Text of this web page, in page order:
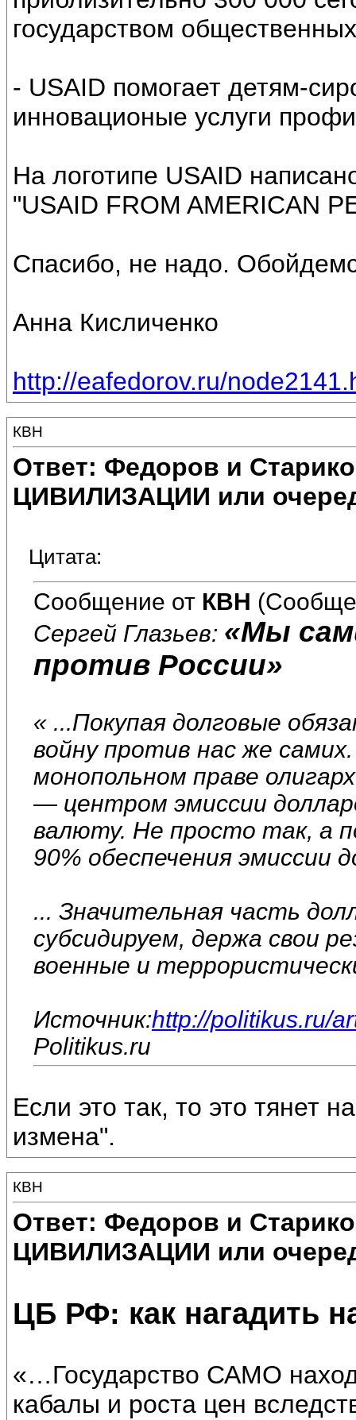
государством
- USAID помогает детям-
инновационые услуги
На логотипе USAID
"USAID FROM AMERICAN
Спасибо, не надо.
Анна Кисличенко
http://eafedorov.ru/
КВН
Ответ: Федоров и
ЦИВИЛИЗАЦИИ или
Цитата:
Сообщение от КВН
Сергей Глазьев: «Мы
против России»
« ...Покупая долговые
войну против нас же
монопольном праве
— центром эмиссии
валюту. Не просто так, а
90% обеспечения эмиссии
... Значительная часть
субсидируем, держа свои
военные и
Источник:http://politikus.ru/
Politikus.ru
Если это так, то это тянет
измена".
КВН
Ответ: Федоров и
ЦИВИЛИЗАЦИИ или
ЦБ РФ: как нагадить
«…Государство САМО
кабалы и роста цен